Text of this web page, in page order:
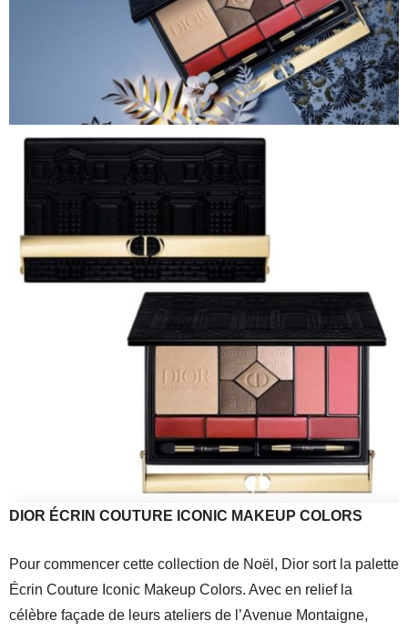
DIOR ÉCRIN COUTURE ICONIC MAKEUP COLORS
Pour commencer cette collection de Noël, Dior sort la palette
Écrin Couture Iconic Makeup Colors. Avec en relief la
célèbre façade de leurs ateliers de l’Avenue Montaigne,